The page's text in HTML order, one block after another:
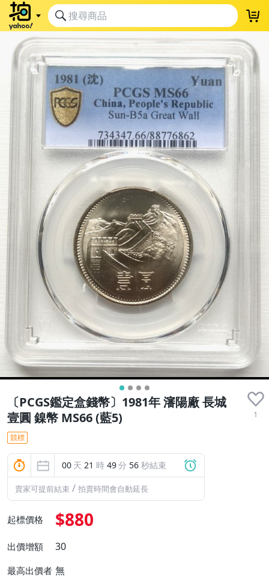
〔PCGS鑑定盒錢幣〕1981年 瀋陽廠 長城
壹圓 鎳幣 MS66 (藍5)
1
競標
00 天 21 時 49分 55 秒結束
賣家可提前結束 / 拍賣時間會自動延長
起標價格 $880
出價增額 30
最高出價者 無